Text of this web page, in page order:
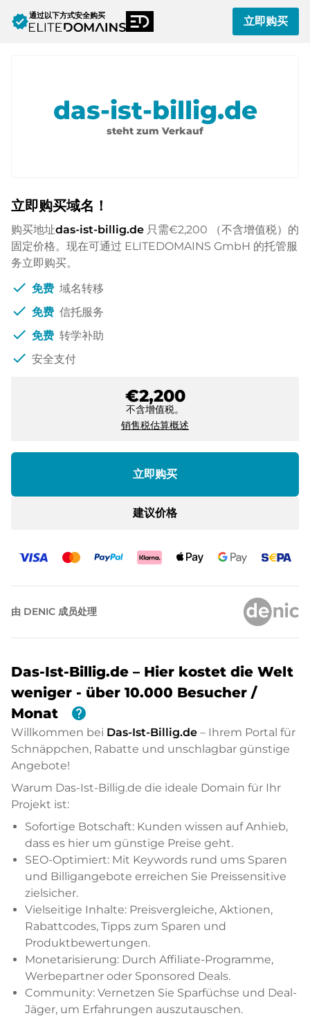
verified通过以下方式安全购买 立即购买
das-ist-billig.de
steht zum Verkauf
立即购买域名！
购买地址das-ist-billig.de 只需€2,200
（不含增值税）的
固定价格。现在可通过 ELITEDOMAINS GmbH 的托管服
务立即购买。
check 免费 域名转移
check 免费 信托服务
check 免费 转学补助
check 安全支付
€2,200
不含增值税。
销售税估算概述
立即购买
建议价格
由 DENIC 成员处理
Das-Ist-Billig.de – Hier kostet die Welt
weniger - über 10.000 Besucher /
Monat
help
Willkommen bei Das-Ist-Billig.de – Ihrem Portal für
Schnäppchen, Rabatte und unschlagbar günstige
Angebote!
Warum Das-Ist-Billig.de die ideale Domain für Ihr
Projekt ist:
Sofortige Botschaft: Kunden wissen auf Anhieb,
dass es hier um günstige Preise geht.
SEO-Optimiert: Mit Keywords rund ums Sparen
und Billigangebote erreichen Sie Preissensitive
zielsicher.
Vielseitige Inhalte: Preisvergleiche, Aktionen,
Rabattcodes, Tipps zum Sparen und
Produktbewertungen.
Monetarisierung: Durch Affiliate-Programme,
Werbepartner oder Sponsored Deals.
Community: Vernetzen Sie Sparfüchse und Deal-
Jäger, um Erfahrungen auszutauschen.